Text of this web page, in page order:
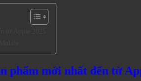
phẩm mới nhất đến từ